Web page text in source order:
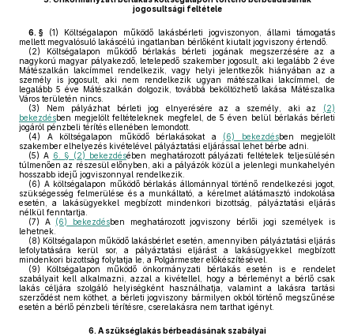
jogosultsági feltétele
6. § (1) Költségalapon működő lakásbérleti jogviszonyon, állami támogatás
mellett megvalósuló lakáscélú ingatlanban bérlőként kiutalt jogviszony értendő.
(2) Költségalapon működő bérlakás bérleti jogának megszerzésére az a
nagykorú magyar pályakezdő, letelepedő szakember jogosult, aki legalább 2 éve
Mátészalkán lakcímmel rendelkezik, vagy helyi jelentkezők hiányában az a
személy is jogosult, aki nem rendelkezik ugyan mátészalkai lakcímmel, de
legalább 5 éve Mátészalkán dolgozik, továbbá beköltözhető lakása Mátészalka
Város területén nincs.
(3) Nem pályázhat bérleti jog elnyerésére az a személy, aki az (2)
bekezdésben megjelölt feltételeknek megfelel, de 5 éven belül bérlakás bérleti
jogáról pénzbeli térítés ellenében lemondott.
(4) A költségalapon működő bérlakásokat a (6) bekezdésben megjelölt
szakember elhelyezés kivételével pályáztatási eljárással lehet bérbe adni.
(5) A 6. § (2) bekezdésében meghatározott pályázati feltételek teljesülésén
túlmenően az részesül előnyben, aki a pályázók közül a jelenlegi munkahelyén
hosszabb idejű jogviszonnyal rendelkezik.
(6) A költségalapon működő bérlakás állománnyal történő rendelkezési jogot,
szükségesség felmerülése és a munkáltató, a kérelmet alátámasztó indokolása
esetén, a lakásügyekkel megbízott mindenkori bizottság, pályáztatási eljárás
nélkül fenntartja.
(7) A (6) bekezdésben meghatározott jogviszony bérlői jogi személyek is
lehetnek.
(8) Költségalapon működő lakásbérlet esetén, amennyiben pályáztatási eljárás
lefolytatására kerül sor, a pályáztatási eljárást a lakásügyekkel megbízott
mindenkori bizottság folytatja le, a Polgármester előkészítésével.
(9) Költségalapon működő önkormányzati bérlakás esetén is e rendelet
szabályait kell alkalmazni, azzal a kivétellel, hogy a bérleményt a bérlő csak
lakás céljára szolgáló helyiségként használhatja, valamint a lakásra tartási
szerződést nem köthet, a bérleti jogviszony bármilyen okból történő megszűnése
esetén a bérlő pénzbeli térítésre, cserelakásra nem tarthat igényt.
6. A szükséglakás bérbeadásának szabályai